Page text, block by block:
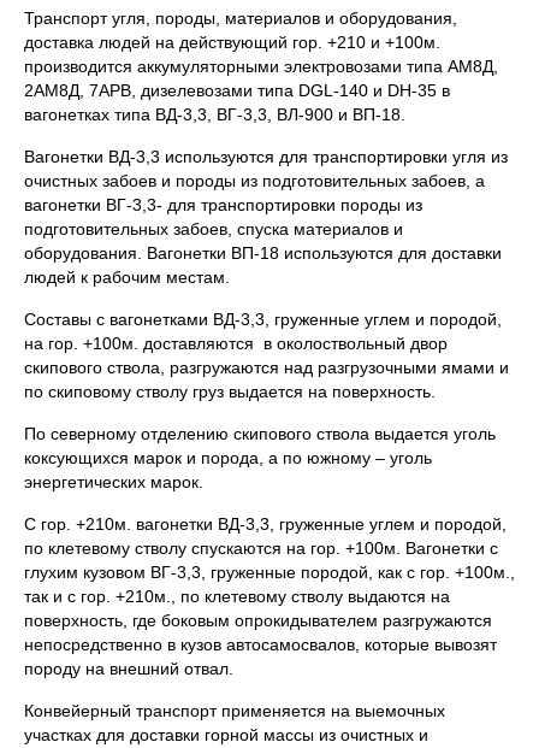
Транспорт угля, породы, материалов и оборудования,
доставка людей на действующий гор. +210 и +100м.
производится аккумуляторными электровозами типа АМ8Д,
2АМ8Д, 7АРВ, дизелевозами типа DGL-140 и DH-35 в
вагонетках типа ВД-3,3, ВГ-3,3, ВЛ-900 и ВП-18.
Вагонетки ВД-3,3 используются для транспортировки угля из
очистных забоев и породы из подготовительных забоев, а
вагонетки ВГ-3,3- для транспортировки породы из
подготовительных забоев, спуска материалов и
оборудования. Вагонетки ВП-18 используются для доставки
людей к рабочим местам.
Составы с вагонетками ВД-3,3, груженные углем и породой,
на гор. +100м. доставляются в околоствольный двор
скипового ствола, разгружаются над разгрузочными ямами и
по скиповому стволу груз выдается на поверхность.
По северному отделению скипового ствола выдается уголь
коксующихся марок и порода, а по южному – уголь
энергетических марок.
С гор. +210м. вагонетки ВД-3,3, груженные углем и породой,
по клетевому стволу спускаются на гор. +100м. Вагонетки с
глухим кузовом ВГ-3,3, груженные породой, как с гор. +100м.,
так и с гор. +210м., по клетевому стволу выдаются на
поверхность, где боковым опрокидывателем разгружаются
непосредственно в кузов автосамосвалов, которые вывозят
породу на внешний отвал.
Конвейерный транспорт применяется на выемочных
участках для доставки горной массы из очистных и